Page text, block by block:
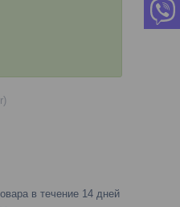
в течение 14 дней